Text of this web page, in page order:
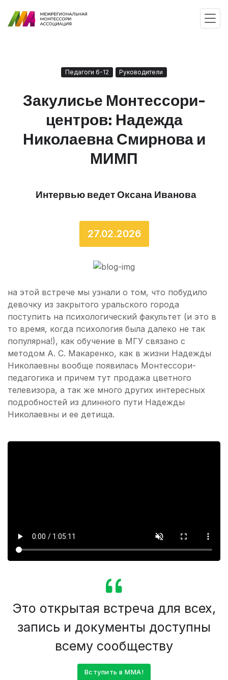
Педагоги 6-12 Руководители
Закулисье Монтессори-
центров: Надежда
Николаевна Смирнова и
МИМП
Интервью ведет Оксана Иванова
27.02.2026
на этой встрече мы узнали о том, что побудило
девочку из закрытого уральского города
поступить на психологический факультет (и это в
то время, когда психология была далеко не так
популярна!), как обучение в МГУ связано с
методом А. С. Макаренко, как в жизни Надежды
Николаевны вообще появилась Монтессори-
педагогика и причем тут продажа цветного
телевизора, а так же много других интересных
подробностей из длинного пути Надежды
Николаевны и ее детища.
Это открытая встреча для всех,
запись и документы доступны
всему сообществу
Вступить в ММА!